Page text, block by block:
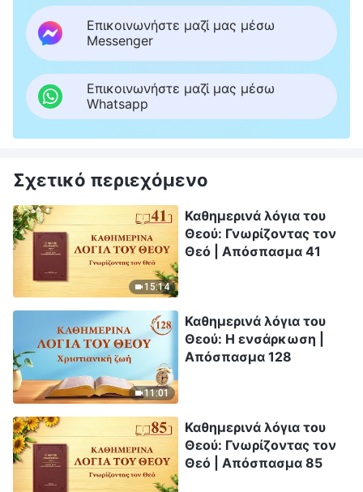
Επικοινωνήστε μαζί μας μέσω
Messenger
Επικοινωνήστε μαζί μας μέσω
Whatsapp
Σχετικό περιεχόμενο
15:14
Καθημερινά λόγια του
Θεού: Γνωρίζοντας τον
Θεό | Απόσπασμα 41
11:01
Καθημερινά λόγια του
Θεού: Η ενσάρκωση |
Απόσπασμα 128
Καθημερινά λόγια του
Θεού: Γνωρίζοντας τον
Θεό | Απόσπασμα 85